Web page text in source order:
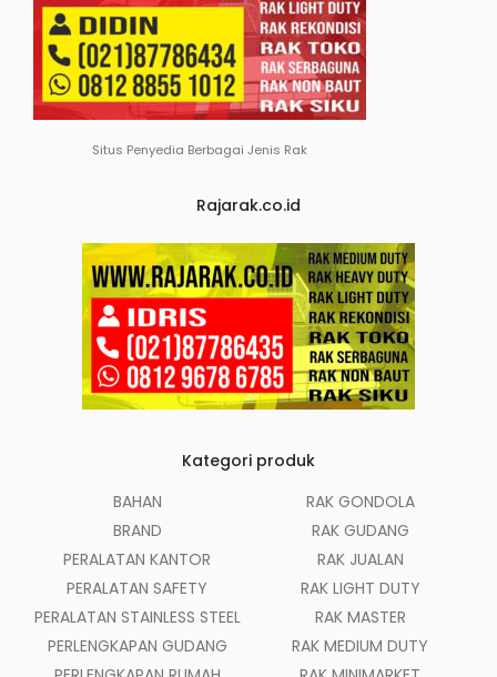
Situs Penyedia Berbagai Jenis Rak
Rajarak.co.id
Kategori produk
BAHAN
BRAND
PERALATAN KANTOR
PERALATAN SAFETY
PERALATAN STAINLESS STEEL
PERLENGKAPAN GUDANG
RAK GONDOLA
RAK GUDANG
RAK JUALAN
RAK LIGHT DUTY
RAK MASTER
RAK MEDIUM DUTY